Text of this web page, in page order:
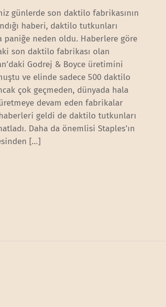
günlerde son daktilo fabrikasının
haberi, daktilo tutkunları
paniğe neden oldu. Haberlere göre
son daktilo fabrikası olan
Godrej & Boyce üretimini
ve elinde sadece 500 daktilo
çok geçmeden, dünyada hala
devam eden fabrikalar
geldi de daktilo tutkunları
Daha da önemlisi Staples’ın
[…]